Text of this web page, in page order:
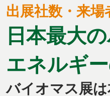
出展社数・来場
日本最大
エネルギ
バイオマス展